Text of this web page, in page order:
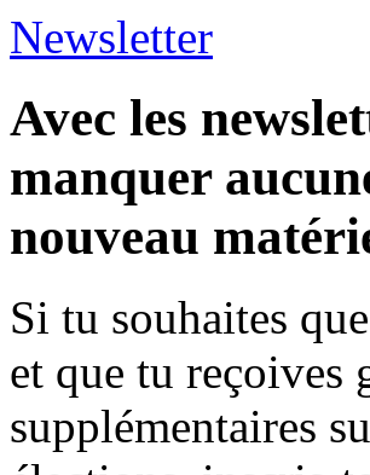
Newsletter
Avec les
manquer
nouveau
Si tu souhaites
et que tu reçoives
supplémentaires